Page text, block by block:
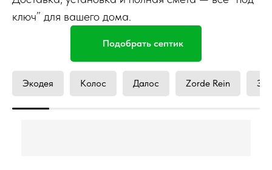
ключ” для вашего дома.
Подобрать септик
Экодея Колос Далос Zorde Rein